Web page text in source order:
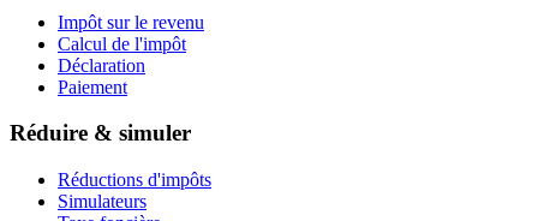
Impôt sur le revenu
Calcul de l'impôt
Déclaration
Paiement
Réduire & simuler
Réductions d'impôts
Simulateurs